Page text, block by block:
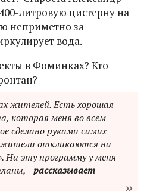
литровую цистерну на
неприметно за
вода.
в Фоминках? Кто
жителей. Есть хорошая
которая меня во всем
сделано руками самих
жители откликаются на
На эту программу у меня
-рассказывает